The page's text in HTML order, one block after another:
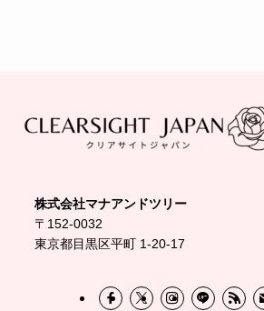
株式会社マナアンドツリー
〒152-0032
東京都目黒区平町 1-20-17